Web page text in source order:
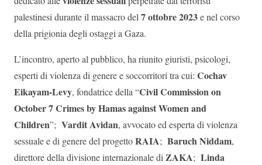
palestinesi durante il massacro del7 ottobre 2023e nel corso
della prigionia degli ostaggi a Gaza.
L’incontro, aperto al pubblico, ha riunito giuristi, psicologi,
esperti di violenza di genere e soccorritori tra cui: Cochav
Eikayam-Levy, fondatrice della “Civil Commission on
October 7 Crimes by Hamas against Women and
Children”; Vardit Avidan, avvocato ed esperta di violenza
sessuale e di genere del progettoRAIA; Baruch Niddam,
direttore della divisione internazionale diZAKA; Linda